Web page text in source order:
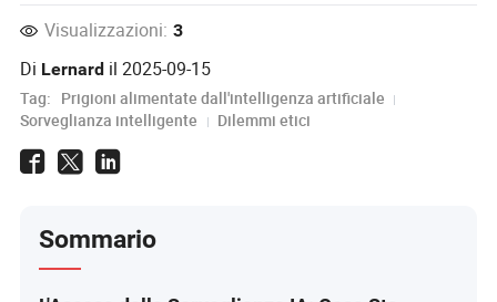
Visualizzazioni: 3
Di Lernard il2025-09-15
Tag:
Prigioni alimentate dall'intelligenza artificiale
Sorveglianza intelligente
Dilemmi etici
Sommario